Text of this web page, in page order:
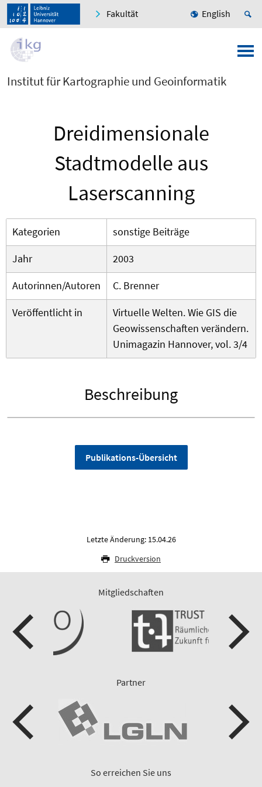
Fakultät English
Institut für Kartographie und Geoinformatik
Dreidimensionale
Stadtmodelle aus
Laserscanning
Kategorien
sonstige Beiträge
Jahr
2003
Autorinnen/Autoren
C. Brenner
Veröffentlicht in
Virtuelle Welten. Wie GIS die
Geowissenschaften verändern.
Unimagazin Hannover, vol. 3/4
Beschreibung
Publikations-Übersicht
Letzte Änderung: 15.04.26
Druckversion
Mitgliedschaften
Partner
So erreichen Sie uns